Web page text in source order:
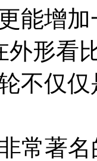
能增
外形看
不仅
常著